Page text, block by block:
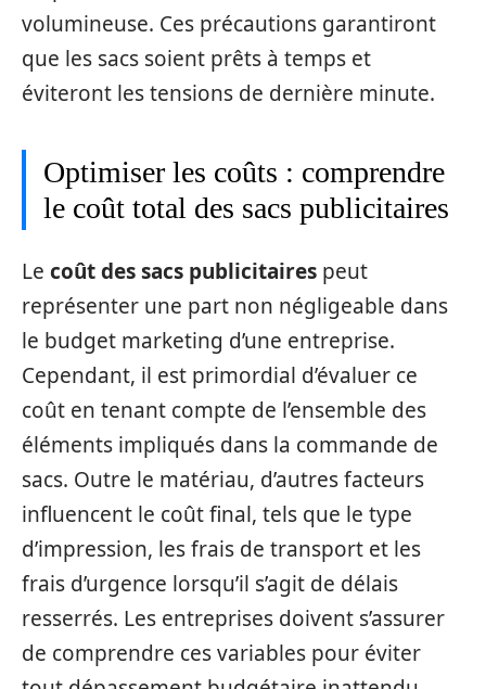
volumineuse. Ces précautions garantiront
que les sacs soient prêts à temps et
éviteront les tensions de dernière minute.
Optimiser les coûts : comprendre
le coût total des sacs publicitaires
Le coût des sacs publicitaires peut
représenter une part non négligeable dans
le budget marketing d’une entreprise.
Cependant, il est primordial d’évaluer ce
coût en tenant compte de l’ensemble des
éléments impliqués dans la commande de
sacs. Outre le matériau, d’autres facteurs
influencent le coût final, tels que le type
d’impression, les frais de transport et les
frais d’urgence lorsqu’il s’agit de délais
resserrés. Les entreprises doivent s’assurer
de comprendre ces variables pour éviter